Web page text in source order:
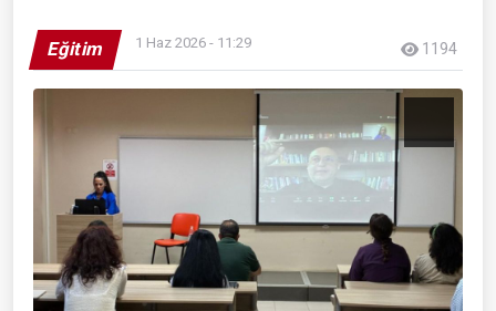
Eğitim 1 Haz 2026 - 11:29 1194